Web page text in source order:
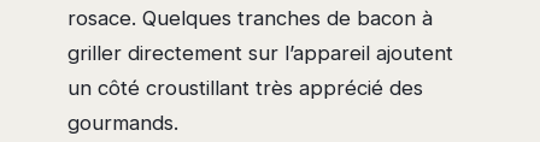
rosace. Quelques tranches de bacon à
griller directement sur l’appareil ajoutent
un côté croustillant très apprécié des
gourmands.